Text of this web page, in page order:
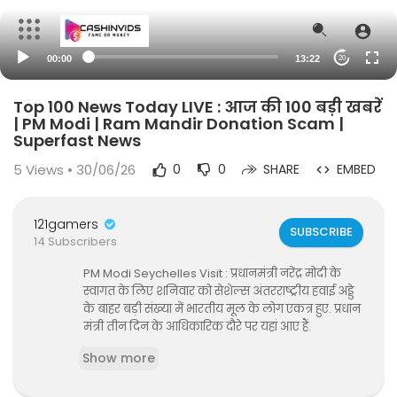
00:00 13:22 20
Top 100 News Today LIVE : आज की 100 बड़ी खबरें
| PM Modi | Ram Mandir Donation Scam |
Superfast News
5 Views • 30/06/26 0 0 SHARE EMBED
121gamers
14 Subscribers
SUBSCRIBE
PM Modi Seychelles Visit : प्रधानमंत्री नरेंद्र मोदी के
स्वागत के लिए शनिवार को सेशेल्स अंतरराष्ट्रीय हवाई अड्डे
के बाहर बड़ी संख्या में भारतीय मूल के लोग एकत्र हुए. प्रधान
मंत्री तीन दिन के आधिकारिक दौरे पर यहां आए हैं.
Pune Ketan Murder: केतन अग्रवाल की मौत के मामले
Show more